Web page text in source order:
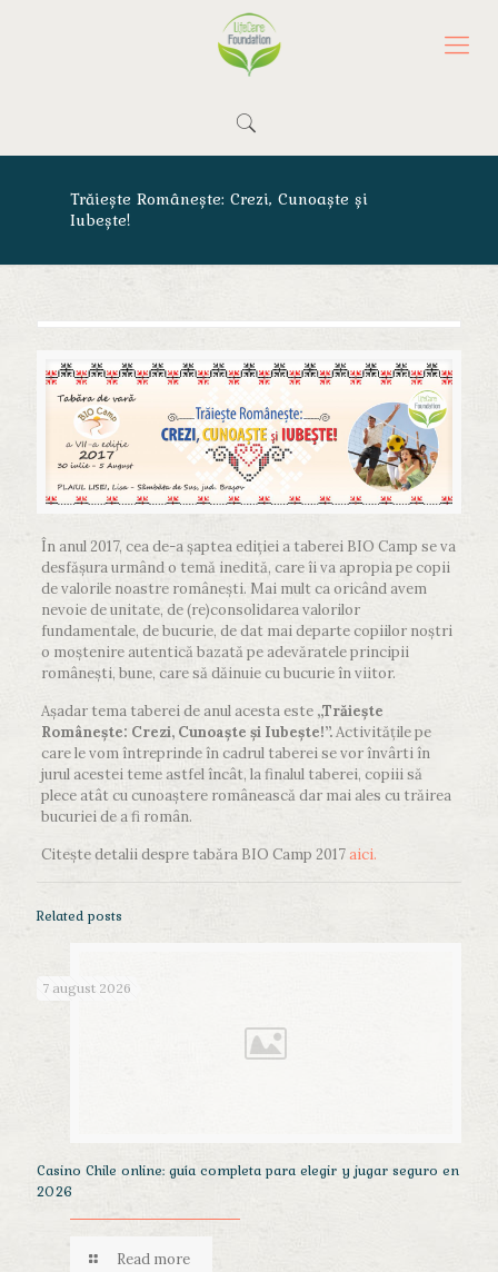
Trăiește Românește: Crezi, Cunoaște și
Iubește!
În anul 2017, cea de-a șaptea ediției a taberei BIO Camp se va
desfășura urmând o temă inedită, care îi va apropia pe copii
de valorile noastre românești. Mai mult ca oricând avem
nevoie de unitate, de (re)consolidarea valorilor
fundamentale, de bucurie, de dat mai departe copiilor noștri
o moștenire autentică bazată pe adevăratele principii
românești, bune, care să dăinuie cu bucurie în viitor.
Așadar tema taberei de anul acesta este „Trăiește
Românește: Crezi, Cunoaște și Iubește!”.Activitățile pe
care le vom întreprinde în cadrul taberei se vor învârti în
jurul acestei teme astfel încât, la finalul taberei, copiii să
plece atât cu cunoaștere românească dar mai ales cu trăirea
bucuriei de a fi român.
Citește detalii despre tabăra BIO Camp 2017aici.
Related posts
7 august 2026
Casino Chile online: guía completa para elegir y jugar seguro en
2026
Read more